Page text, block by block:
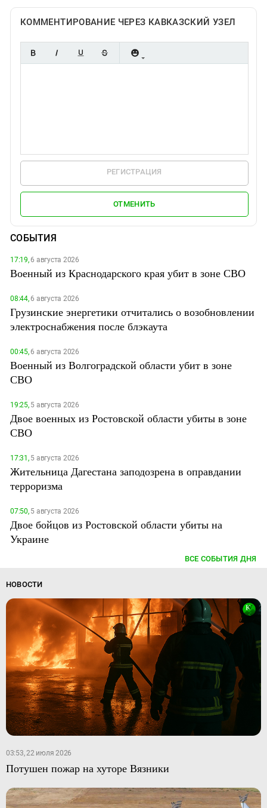
КОММЕНТИРОВАНИЕ ЧЕРЕЗ КАВКАЗСКИЙ УЗЕЛ
РЕГИСТРАЦИЯ
ОТМЕНИТЬ
СОБЫТИЯ
17:19,6 августа 2026
Военный из Краснодарского края убит в зоне СВО
08:44,6 августа 2026
Грузинские энергетики отчитались о возобновлении
электроснабжения после блэкаута
00:45,6 августа 2026
Военный из Волгоградской области убит в зоне
СВО
19:25,5 августа 2026
Двое военных из Ростовской области убиты в зоне
СВО
17:31,5 августа 2026
Жительница Дагестана заподозрена в оправдании
терроризма
07:50,5 августа 2026
Двое бойцов из Ростовской области убиты на
Украине
ВСЕ СОБЫТИЯ ДНЯ
НОВОСТИ
03:53, 22 июля 2026
Потушен пожар на хуторе Вязники